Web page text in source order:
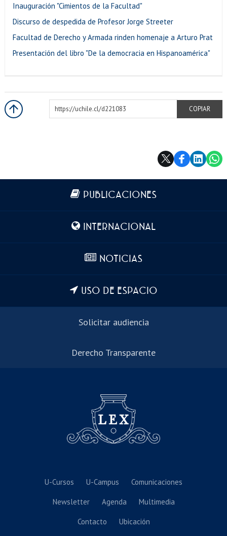
Inauguración "Cimientos de la Facultad"
Discurso de despedida de Profesor Jorge Streeter
Facultad de Derecho y Armada rinden homenaje a Arturo Prat
Presentación del libro "De la democracia en Hispanoamérica"
https://uchile.cl/d221083
COPIAR
Más información
PUBLICACIONES
INTERNACIONAL
NOTICIAS
USO DE ESPACIO
Solicitar audiencia
Derecho Transparente
U-Cursos U-Campus Comunicaciones
Newsletter Agenda Multimedia
Contacto Ubicación